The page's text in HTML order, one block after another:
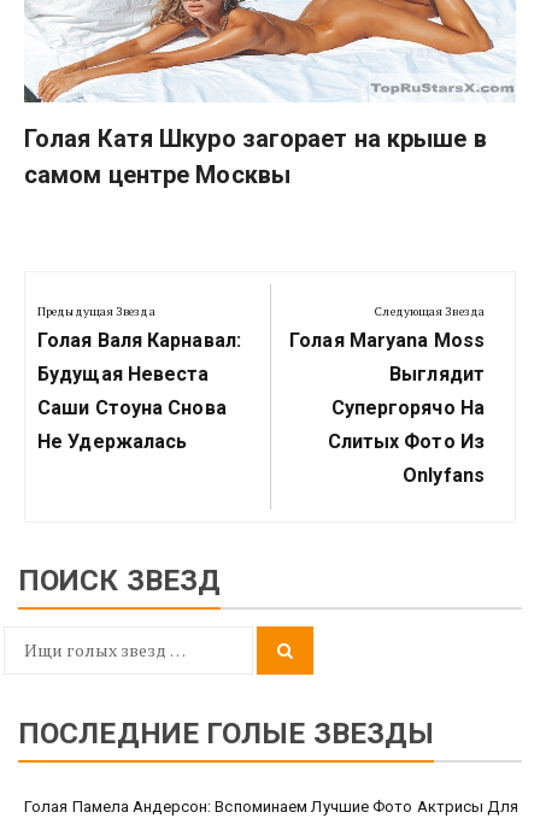
Голая Катя Шкуро загорает на крыше в
самом центре Москвы
по
записям
Предыдущая Звезда
Предыдущая
Звезда:
Голая Валя Карнавал:
Будущая Невеста
Саши Стоуна Снова
Не Удержалась
Следующая Звезда
Следующая
Голая Maryana Moss
Выглядит
Супергорячо На
Слитых Фото Из
Onlyfans
ПОИСК ЗВЕЗД
Search
ПОСЛЕДНИЕ ГОЛЫЕ ЗВЕЗДЫ
Голая Памела Андерсон: Вспоминаем Лучшие Фото Актрисы Для